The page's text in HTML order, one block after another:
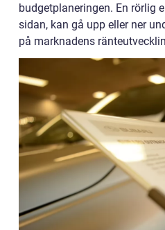
budgetplaneringen. En rörlig
sidan, kan gå upp eller ner
på marknadens